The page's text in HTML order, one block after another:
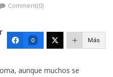
Comment(0)
0 Más
aunque muchos se